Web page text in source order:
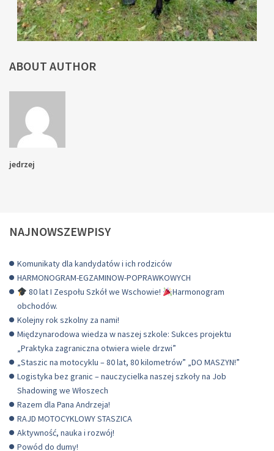
ABOUT AUTHOR
jedrzej
NAJNOWSZEWPISY
Komunikaty dla kandydatów i ich rodziców
HARMONOGRAM-EGZAMINOW-POPRAWKOWYCH
80 lat I Zespołu Szkół we Wschowie!
Harmonogram
obchodów.
Kolejny rok szkolny za nami!
Międzynarodowa wiedza w naszej szkole: Sukces projektu
„Praktyka zagraniczna otwiera wiele drzwi”
„Staszic na motocyklu – 80 lat, 80 kilometrów” „DO MASZYN!”
Logistyka bez granic – nauczycielka naszej szkoły na Job
Shadowing we Włoszech
Razem dla Pana Andrzeja!
RAJD MOTOCYKLOWY STASZICA
Aktywność, nauka i rozwój!
Powód do dumy!